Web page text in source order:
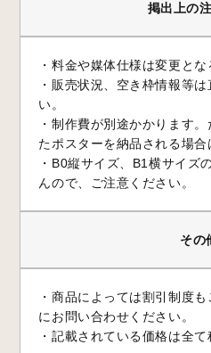
掲出上の
・料金や媒体仕様は変更とな
・販売状況、空き枠情報等
い。
・制作費が別途かかります
たポスターを納品される場合
・B0縦サイズ、B1横サイズ
んので、ご注意ください。
その
・商品によっては割引制度
にお問い合わせください。
・記載されている価格は全て